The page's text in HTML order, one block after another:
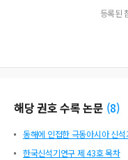
등록된
해당 권호 수록 논문 (8)
동해에 인접한 극동아시아 신
한국신석기연구 제 43호 목차